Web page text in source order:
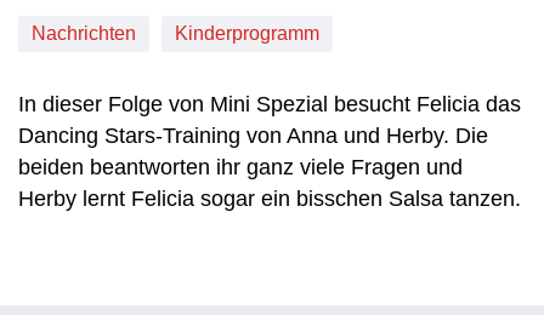
Nachrichten Kinderprogramm
In dieser Folge von Mini Spezial besucht Felicia das
Dancing Stars-Training von Anna und Herby. Die
beiden beantworten ihr ganz viele Fragen und
Herby lernt Felicia sogar ein bisschen Salsa tanzen.